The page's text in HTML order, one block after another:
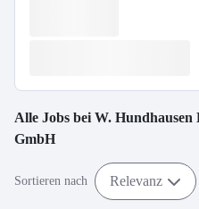
Alle Jobs bei W. Hundhausen
GmbH
Sortieren nach Relevanz